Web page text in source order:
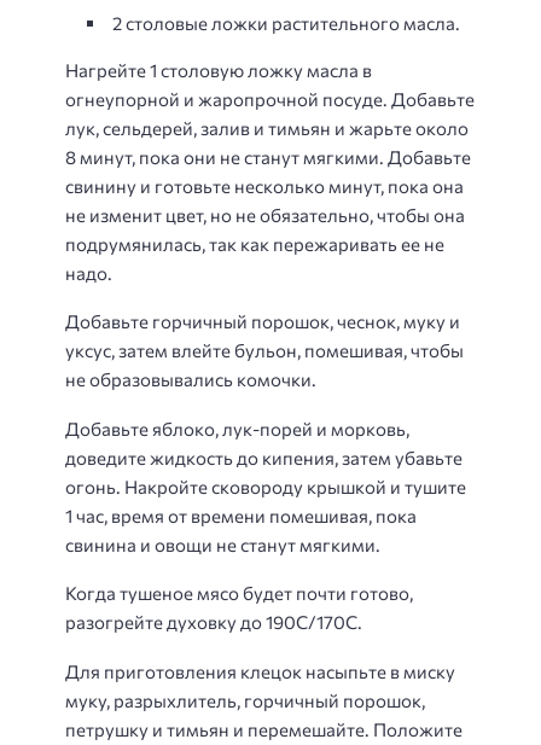
2 столовые ложки растительного масла.
Нагрейте 1 столовую ложку масла в
огнеупорной и жаропрочной посуде. Добавьте
лук, сельдерей, залив и тимьян и жарьте около
8 минут, пока они не станут мягкими. Добавьте
свинину и готовьте несколько минут, пока она
не изменит цвет, но не обязательно, чтобы она
подрумянилась, так как пережаривать ее не
надо.
Добавьте горчичный порошок, чеснок, муку и
уксус, затем влейте бульон, помешивая, чтобы
не образовывались комочки.
Добавьте яблоко, лук-порей и морковь,
доведите жидкость до кипения, затем убавьте
огонь. Накройте сковороду крышкой и тушите
1 час, время от времени помешивая, пока
свинина и овощи не станут мягкими.
Когда тушеное мясо будет почти готово,
разогрейте духовку до 190C/170C.
Для приготовления клецок насыпьте в миску
муку, разрыхлитель, горчичный порошок,
петрушку и тимьян и перемешайте. Положите